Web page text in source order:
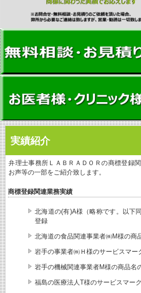
実績紹介
弁理士事務所ＬＡＢＲＡＤＯＲの商標登録
お声等の一部をご紹介致します。
商標登録関連業務実績
北海道の(有)A様（略称です。以下
登録
北海道の食品関連事業者㈱M様の商
岩手の事業者㈱Ｈ様のサービスマー
岩手の機械関連事業者M様の商品名
福島の医療法人T様のサービスマー